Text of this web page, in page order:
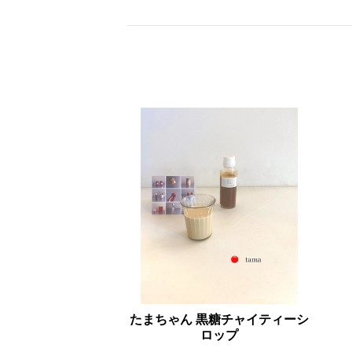
たまちゃん 黒糖チャイティーシ
ロップ